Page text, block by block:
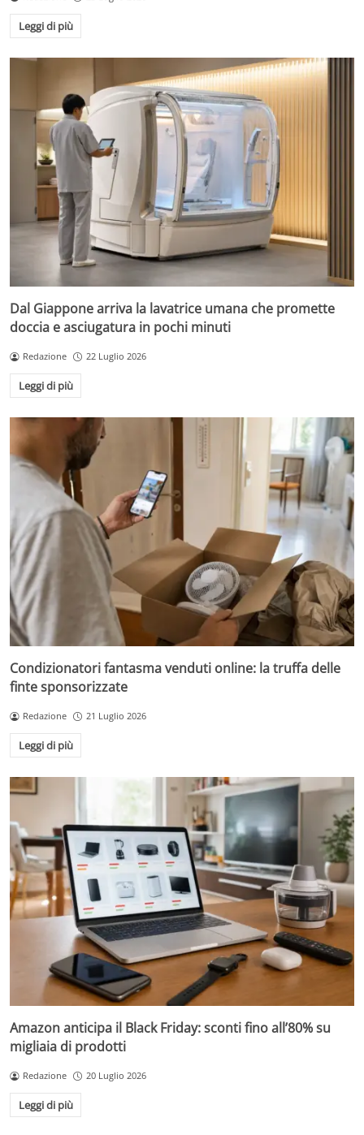
Leggi di più
Dal Giappone arriva la lavatrice umana che promette
doccia e asciugatura in pochi minuti
Redazione 22 Luglio 2026
Leggi di più
Condizionatori fantasma venduti online: la truffa delle
finte sponsorizzate
Redazione 21 Luglio 2026
Leggi di più
Amazon anticipa il Black Friday: sconti fino all’80% su
migliaia di prodotti
Redazione 20 Luglio 2026
Leggi di più